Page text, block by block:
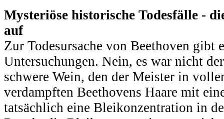
Mysteriöse historische Todesfälle -
auf
Zur Todesursache von Beethoven gibt
Untersuchungen. Nein, es war nicht
schwere Wein, den der Meister in
verdampften Beethovens Haare mit
tatsächlich eine Bleikonzentration in